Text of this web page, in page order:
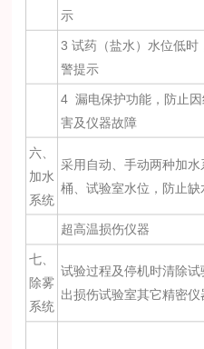
示
3 试药（盐水）水位低时
警提示
4 漏电保护功能，防止
害及仪器故障
六、
加水
系统
采用自动、手动两种加
桶、试验室水位，防止缺
超高温损伤仪器
七、
除雾
系统
试验过程及停机时清除
出损伤试验室其它精密仪